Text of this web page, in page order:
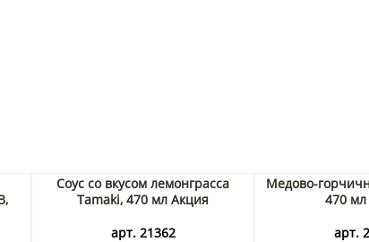
Соус со вкусом лемонграсса
Tamaki, 470 мл Акция
арт. 21362
Медово-
470
арт.